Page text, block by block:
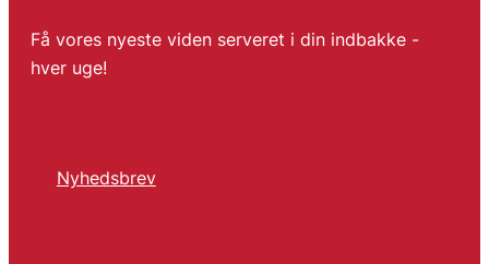
Få vores nyeste viden serveret i din indbakke -
hver uge!
Nyhedsbrev